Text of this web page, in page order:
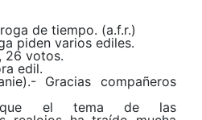
de tiempo. (a.f.r.)
piden varios ediles.
26 votos.
edil.
Gracias compañeros
que el tema de las